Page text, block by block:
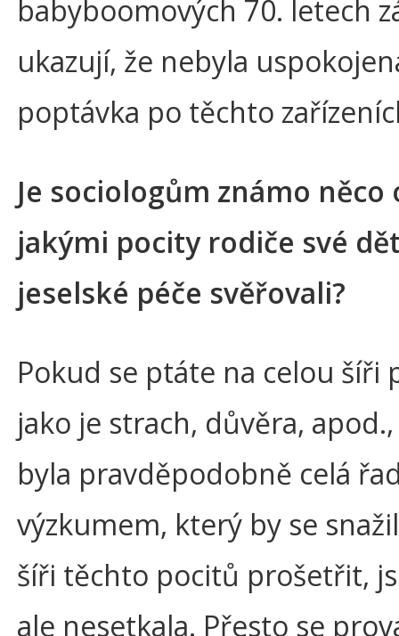
babyboomových 70. letech
ukazují, že nebyla
poptávka po těchto
Je sociologům známo něco
jakými pocity rodiče své
jeselské péče svěřovali?
Pokud se ptáte na celou šíři
jako je strach, důvěra,
byla pravděpodobně celá
výzkumem, který by se
šíři těchto pocitů prošetřit,
ale nesetkala. Přesto se